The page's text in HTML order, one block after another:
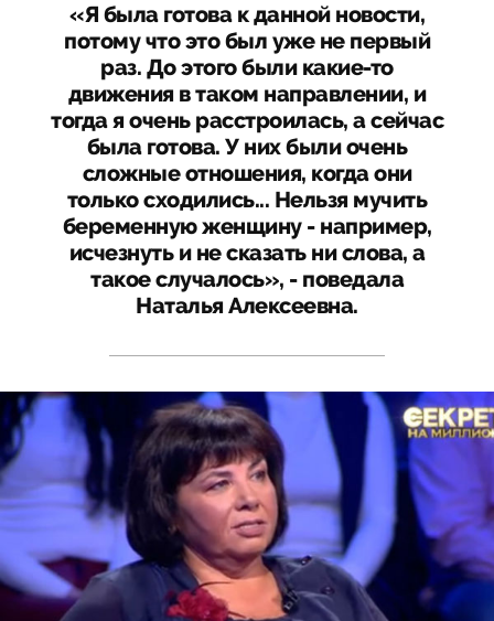
«Я была готова к данной новости,
потому что это был уже не первый
раз. До этого были какие-то
движения в таком направлении, и
тогда я очень расстроилась, а сейчас
была готова. У них были очень
сложные отношения, когда они
только сходились... Нельзя мучить
беременную женщину - например,
исчезнуть и не сказать ни слова, а
такое случалось», - поведала
Наталья Алексеевна.